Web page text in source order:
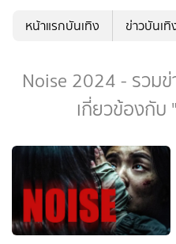
หน้าแรกบันเทิง ข่าวบันเทิ
Noise 2024 - รวม
เกี่ยวข้องกับ